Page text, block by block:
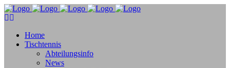
Home
Tischtennis
Abteilungsinfo
News